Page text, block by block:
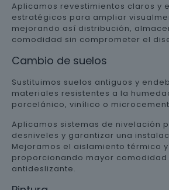
Aplicamos revestimientos claros y
estratégicos para ampliar
mejorando así distribución,
comodidad sin comprometer el
Cambio de suelos
Sustituimos suelos antiguos y
materiales resistentes a la
porcelánico, vinílico o
Aplicamos sistemas de nivelación
desniveles y garantizar una
Mejoramos el aislamiento térmico
proporcionando mayor comodidad
antideslizante.